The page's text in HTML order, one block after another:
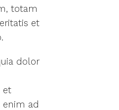
totam
et
dolor
et
ad